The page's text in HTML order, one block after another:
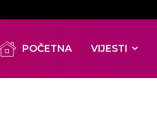
POČETNA VIJESTI